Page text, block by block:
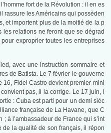
fort de la Révolution : il en es
rassure les Américains qui possèden
et importent plus de la moitié de la p
relations ne feront que se dégrad
exproprier toutes les entreprises
avec une instruction sommaire et
de Batista. Le 7 février le gouverne
16, Fidel Castro devient premier mini
pas, il la corrige. Le 17 juin, l
: Cuba est parti pour un demi sièc
française de La Havane, que C
à l’ambassadeur de France qui s’int
de la qualité de son français, il répon